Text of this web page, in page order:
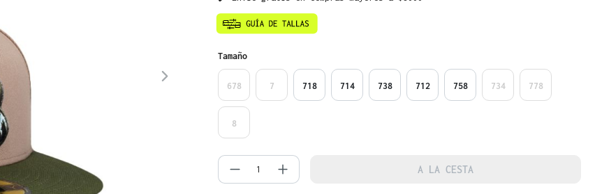
Seleccione
Tamaño
678 7 718 714 738 712 758 734 778
8
Cantidad del producto: introduce la
A LA CESTA